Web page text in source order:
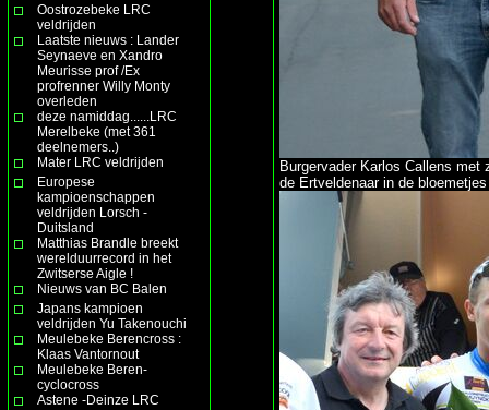
Oostrozebeke LRC
veldrijden
Laatste nieuws : Lander
Seynaeve en Xandro
Meurisse prof /Ex
profrenner Willy Monty
overleden
deze namiddag......LRC
Merelbeke (met 361
deelnemers..)
Mater LRC veldrijden
Europese
kampioenschappen
veldrijden Lorsch -
Duitsland
Matthias Brandle breekt
werelduurrecord in het
Zwitserse Aigle !
Nieuws van BC Balen
Japans kampioen
veldrijden Yu Takenouchi
Meulebeke Berencross :
Klaas Vantornout
Meulebeke Beren-
cyclocross
Astene -Deinze LRC
Burgervader Karlos Callens
de Ertveldenaar in de